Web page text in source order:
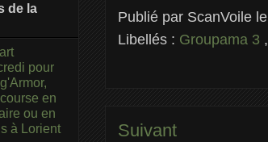
Publié par ScanVoile le
Libellés : Groupama 3 ,
Suivant
de la
pour
en
ou en
à Lorient